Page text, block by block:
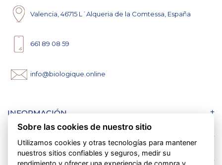
Valencia, 46715 L´Alqueria de la Comtessa, España
661 89 08 59
info@biologique.online
INFORMACIÓN
LA MARCA
Sobre las cookies de nuestro sitio
Utilizamos cookies y otras tecnologías para mantener
nuestros sitios confiables y seguros, medir su